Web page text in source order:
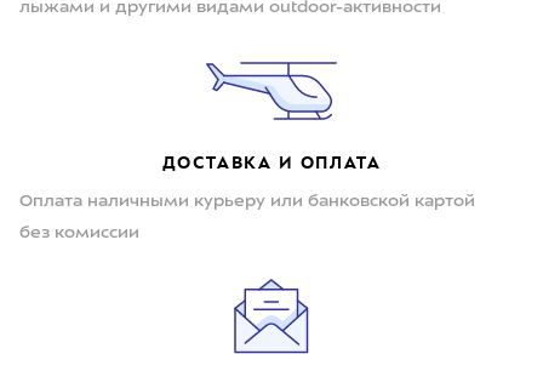
лыжами и другими видами outdoor-активности
ДОСТАВКА И ОПЛАТА
Оплата наличными курьеру или банковской картой
без комиссии